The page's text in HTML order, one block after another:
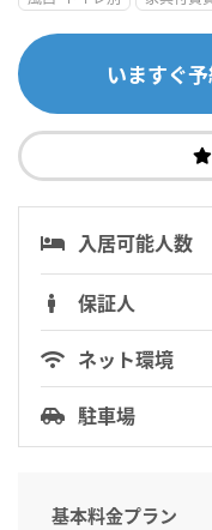
いますぐ
入居可能人数
保証人
ネット環境
駐車場
基本料金プラン